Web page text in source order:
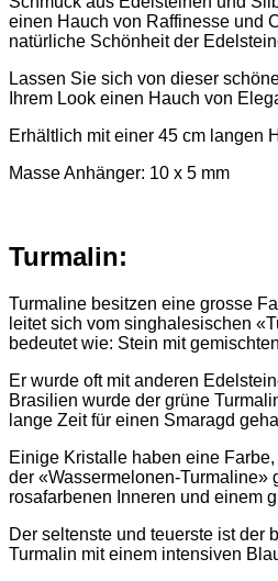
einen Hauch von Raffinesse und
natürliche Schönheit der
Lassen Sie sich von dieser
Ihrem Look einen Hauch von
Erhältlich mit einer 45 cm langen
Masse Anhänger: 10 x 5 mm
Turmalin:
Turmaline besitzen eine grosse
leitet sich vom singhalesischen
bedeutet wie: Stein mit
Er wurde oft mit anderen
Brasilien wurde der grüne
lange Zeit für einen Smaragd
Einige Kristalle haben eine
der «Wassermelonen-Turmaline»
rosafarbenen Inneren und einem
Der seltenste und teuerste ist der
Turmalin mit einem intensiven